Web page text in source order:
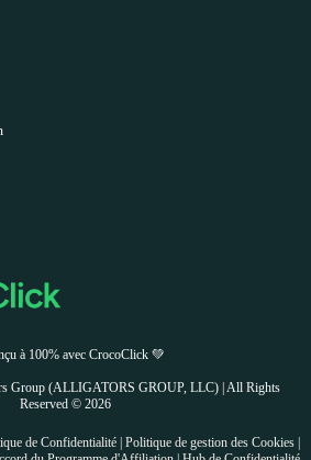
à 100% avec CrocoClick 💚
Group (ALLIGATORS GROUP, LLC) | All Rights
Reserved © 2026
de Confidentialité Politique de gestion des Cookies